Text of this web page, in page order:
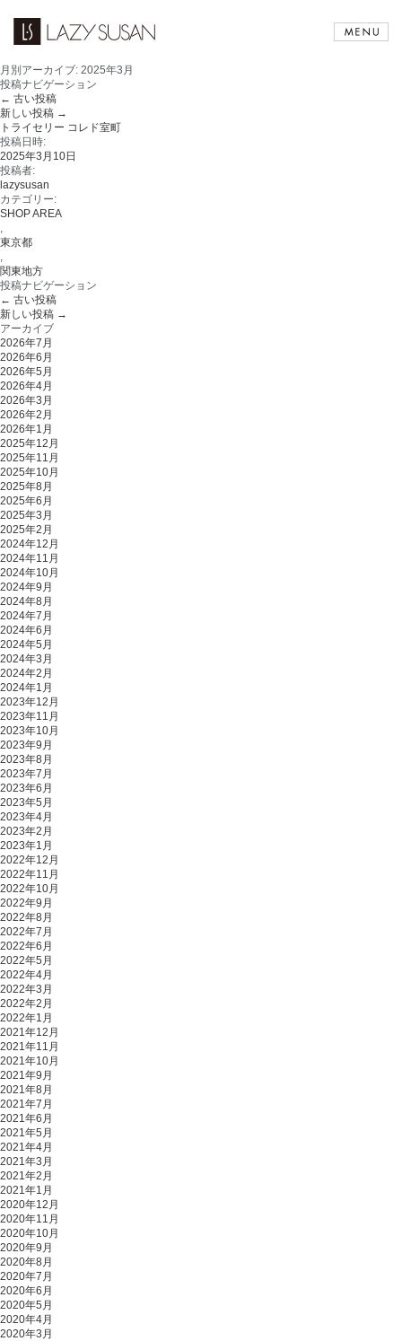
月別アーカイブ: 2025年3月
投稿ナビゲーション
← 古い投稿
新しい投稿 →
トライセリー コレド室町
投稿日時:
2025年3月10日
投稿者:
lazysusan
カテゴリー:
SHOP AREA
,
東京都
,
関東地方
投稿ナビゲーション
← 古い投稿
新しい投稿 →
アーカイブ
2026年7月
2026年6月
2026年5月
2026年4月
2026年3月
2026年2月
2026年1月
2025年12月
2025年11月
2025年10月
2025年8月
2025年6月
2025年3月
2025年2月
2024年12月
2024年11月
2024年10月
2024年9月
2024年8月
2024年7月
2024年6月
2024年5月
2024年3月
2024年2月
2024年1月
2023年12月
2023年11月
2023年10月
2023年9月
2023年8月
2023年7月
2023年6月
2023年5月
2023年4月
2023年2月
2023年1月
2022年12月
2022年11月
2022年10月
2022年9月
2022年8月
2022年7月
2022年6月
2022年5月
2022年4月
2022年3月
2022年2月
2022年1月
2021年12月
2021年11月
2021年10月
2021年9月
2021年8月
2021年7月
2021年6月
2021年5月
2021年4月
2021年3月
2021年2月
2021年1月
2020年12月
2020年11月
2020年10月
2020年9月
2020年8月
2020年7月
2020年6月
2020年5月
2020年4月
2020年3月